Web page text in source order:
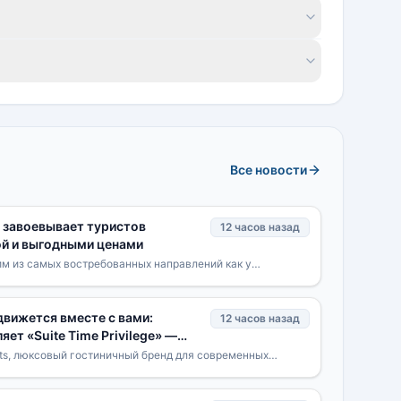
Все новости
туристов
и выгодными ценами
12 часов назад
из самых востребованных направлений как у
вместе с вами:
«Suite Time Privilege» —
и выезда
12 часов назад
люксовый гостиничный бренд для современных